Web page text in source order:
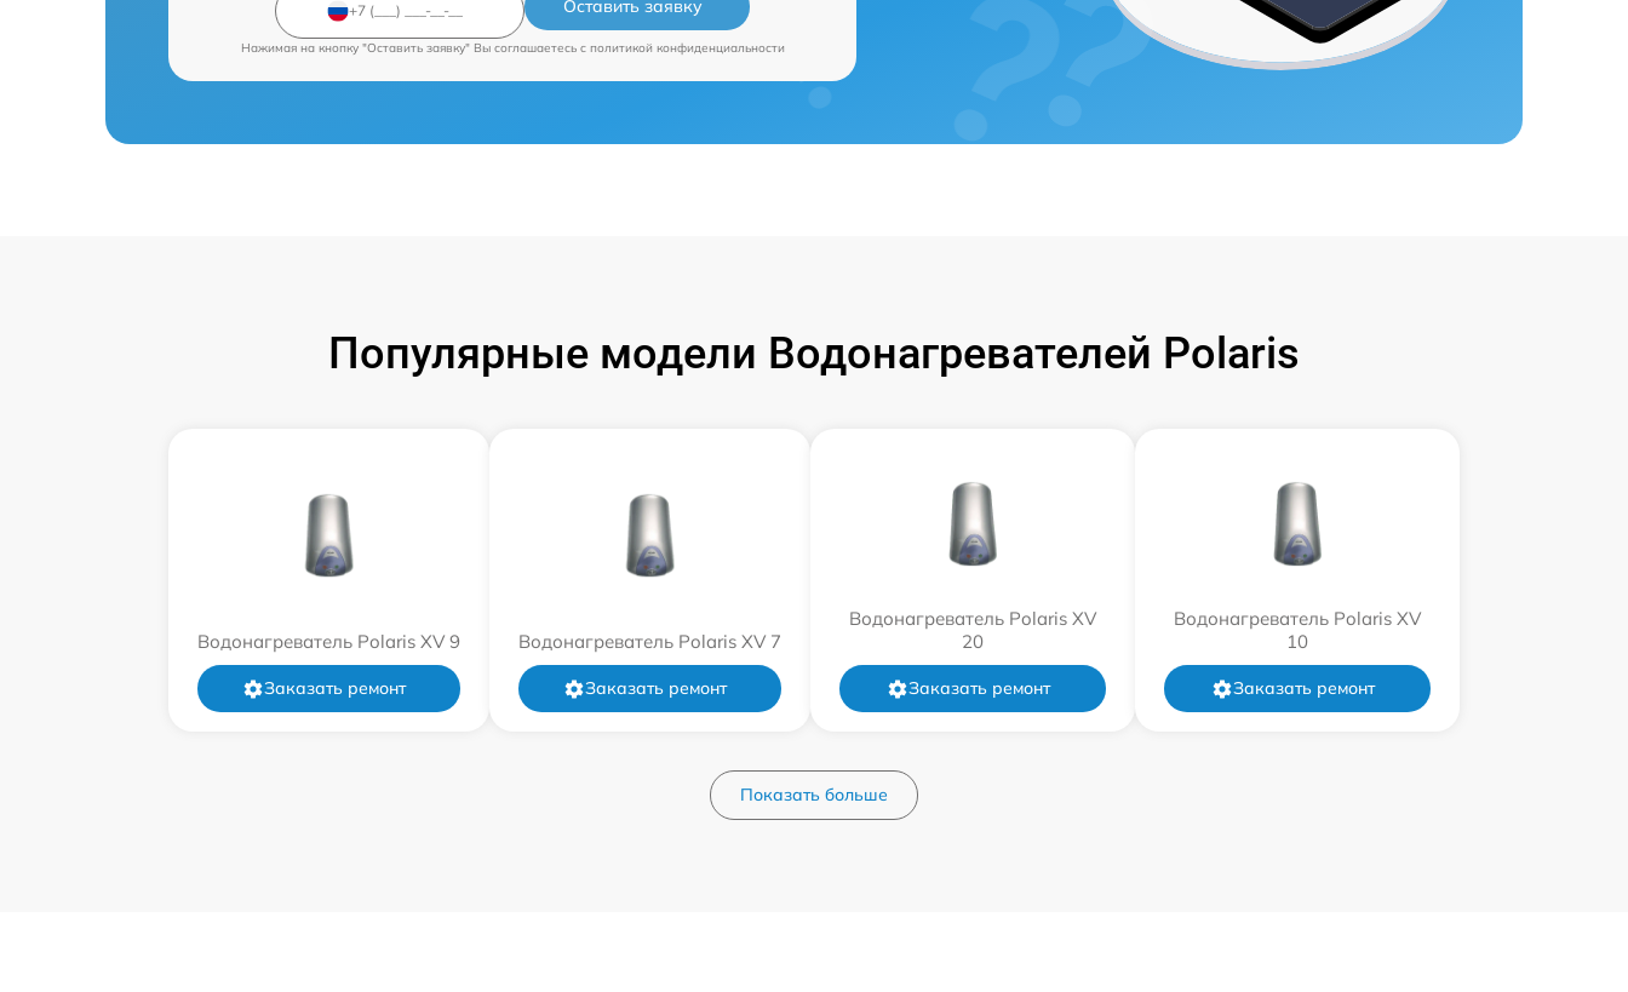
Оставить заявку
Нажимая на кнопку "Оставить заявку" Вы соглашаетесь c политикой конфиденциальности
Популярные модели Водонагревателей Polaris
Водонагреватель Polaris XV 9
Заказать ремонт
Водонагреватель Polaris XV 7
Заказать ремонт
Водонагреватель Polaris XV
20
Заказать ремонт
Водонагреватель Polaris XV
10
Заказать ремонт
Показать больше